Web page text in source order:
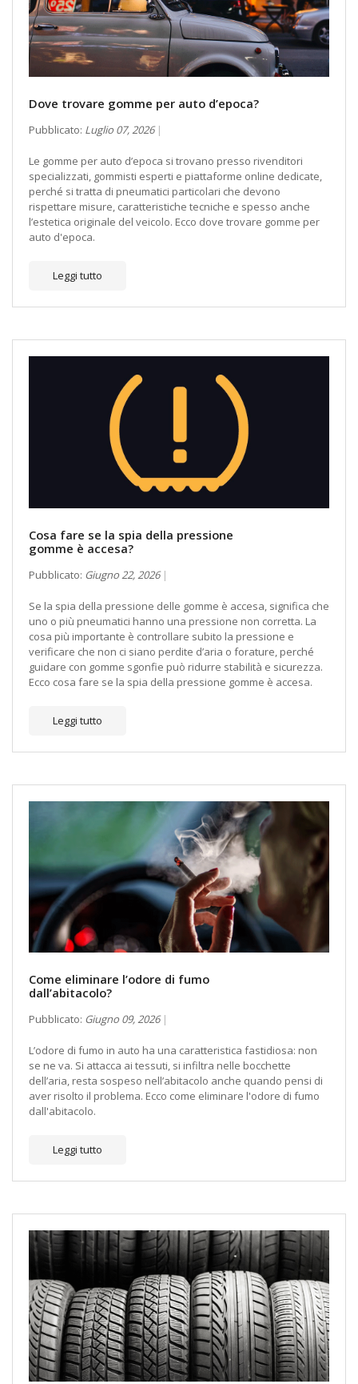
Dove trovare gomme per auto d’epoca?
Pubblicato: Luglio 07, 2026
Le gomme per auto d’epoca si trovano presso rivenditori
specializzati, gommisti esperti e piattaforme online dedicate,
perché si tratta di pneumatici particolari che devono
rispettare misure, caratteristiche tecniche e spesso anche
l’estetica originale del veicolo. Ecco dove trovare gomme per
auto d'epoca.
Leggi tutto
Cosa fare se la spia della pressione
gomme è accesa?
Pubblicato: Giugno 22, 2026
Se la spia della pressione delle gomme è accesa, significa che
uno o più pneumatici hanno una pressione non corretta. La
cosa più importante è controllare subito la pressione e
verificare che non ci siano perdite d’aria o forature, perché
guidare con gomme sgonfie può ridurre stabilità e sicurezza.
Ecco cosa fare se la spia della pressione gomme è accesa.
Leggi tutto
Come eliminare l’odore di fumo
dall’abitacolo?
Pubblicato: Giugno 09, 2026
L’odore di fumo in auto ha una caratteristica fastidiosa: non
se ne va. Si attacca ai tessuti, si infiltra nelle bocchette
dell’aria, resta sospeso nell’abitacolo anche quando pensi di
aver risolto il problema. Ecco come eliminare l'odore di fumo
dall'abitacolo.
Leggi tutto